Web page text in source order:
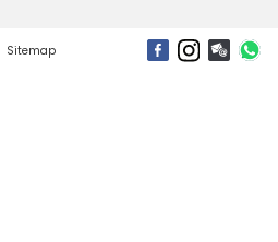
Sitemap